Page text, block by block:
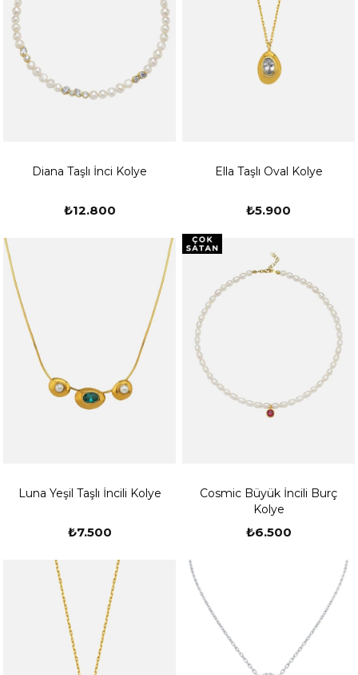
Diana Taşlı İnci Kolye
₺12.800
Ella Taşlı Oval Kolye
₺5.900
Luna Yeşil Taşlı İncili Kolye
₺7.500
Cosmic Büyük İncili Burç
Kolye
₺6.500